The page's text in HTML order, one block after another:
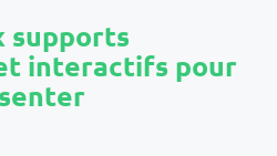
supports
interactifs pour